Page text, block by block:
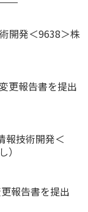
開発＜9638＞株
更報告書を提出
報技術開発＜
報告書を提出